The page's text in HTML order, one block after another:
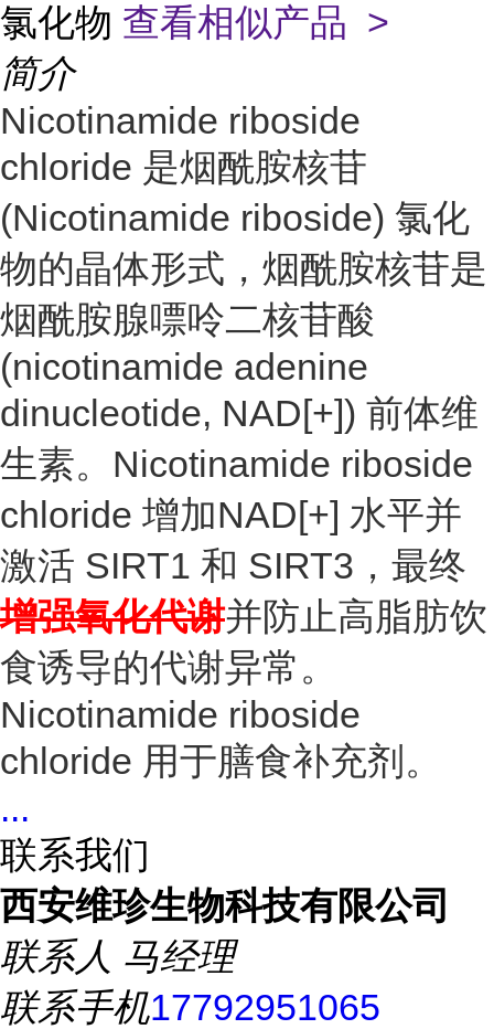
氯化物 查看相似产品 >
简介
Nicotinamide riboside
chloride 是烟酰胺核苷
(Nicotinamide riboside) 氯化
物的晶体形式，烟酰胺核苷是
烟酰胺腺嘌呤二核苷酸
(nicotinamide adenine
dinucleotide, NAD[+]) 前体维
生素。Nicotinamide riboside
chloride 增加NAD[+] 水平并
激活 SIRT1 和 SIRT3，最终
增强氧化代谢并防止高脂肪饮
食诱导的代谢异常。
Nicotinamide riboside
chloride 用于膳食补充剂。
...
联系我们
西安维珍生物科技有限公司
联系人 马经理
联系手机17792951065